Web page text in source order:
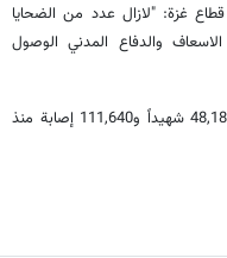
قطاع غزة: "لازال عدد من الضحايا
والدفاع المدني الوصول
وأفادت، ارتفاع حصيلة العدوان الاسرائيلي إلى 48,189 شهيداً و111,640 إصابة منذ